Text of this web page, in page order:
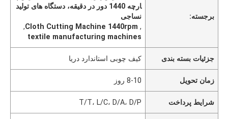
برجسته:
ارچه 1440 دور در دقیقه، دستگاه های تولید
نساجی
,
Cloth Cutting Machine 1440rpm
,
textile manufacturing machines
جزئیات بسته بندی کیف چوبی استاندارد دریا
زمان تحویل 8-10 روز
شرایط پرداخت T/T، L/C، D/A، D/P